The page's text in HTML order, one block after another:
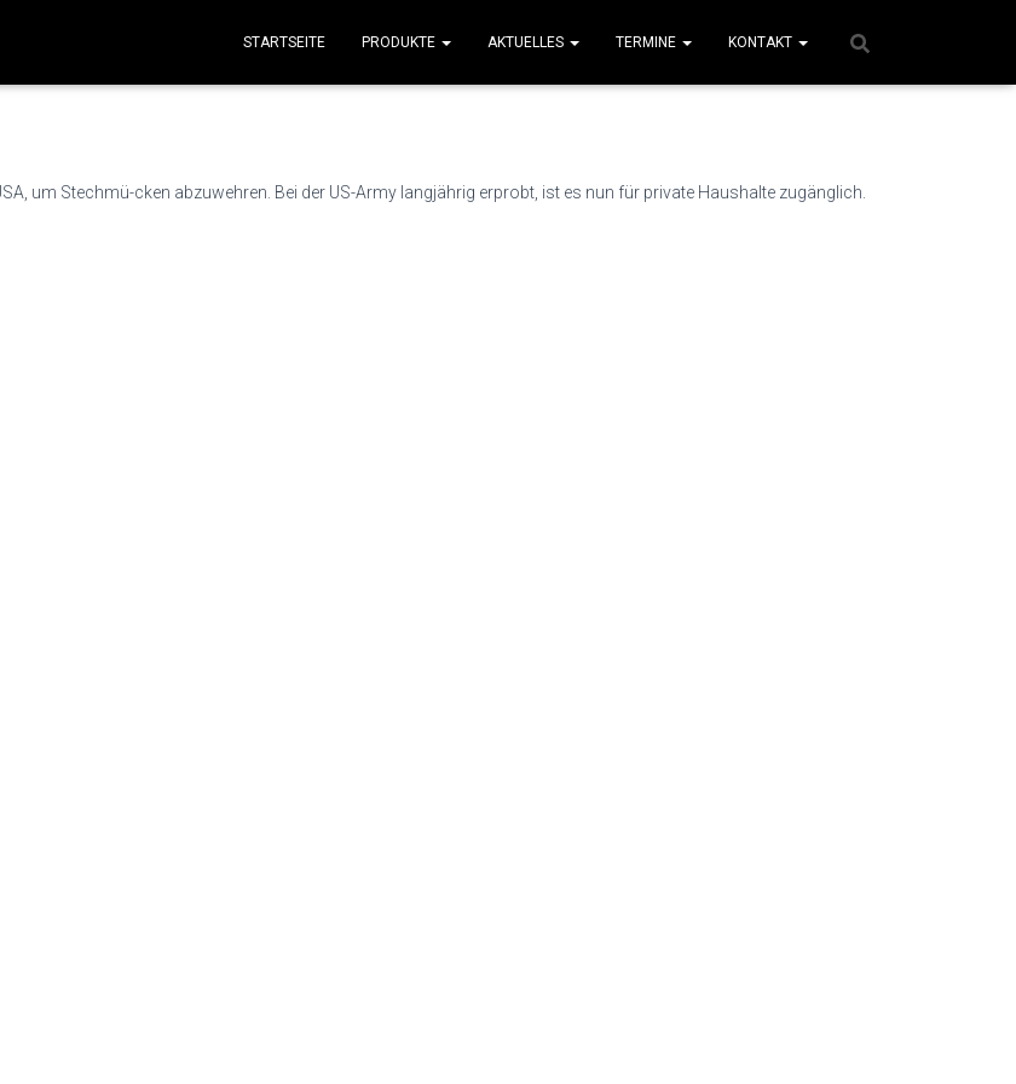
STARTSEITE PRODUKTE AKTUELLES TERMINE KONTAKT
um Stechmü-cken abzuwehren. Bei der US-Army langjährig erprobt, ist es nun für private Haushalte zugänglich.